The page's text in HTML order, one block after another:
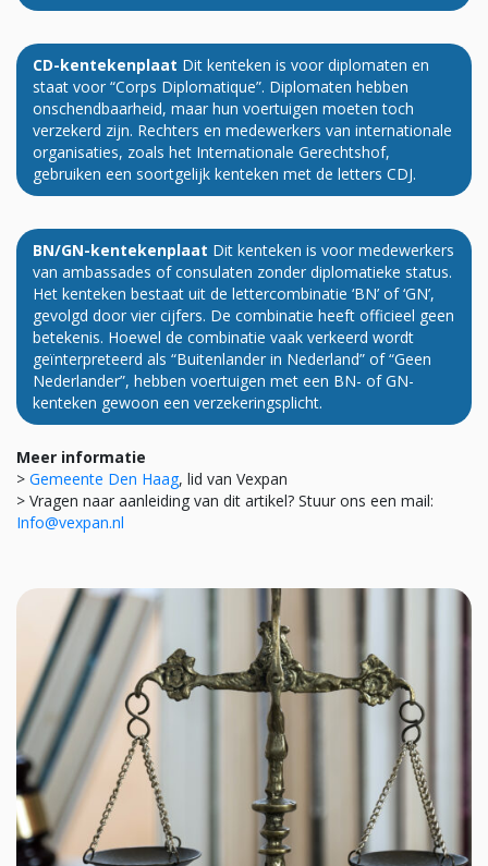
CD-kentekenplaat Dit kenteken is voor diplomaten en
staat voor “Corps Diplomatique”. Diplomaten hebben
onschendbaarheid, maar hun voertuigen moeten toch
verzekerd zijn. Rechters en medewerkers van internationale
organisaties, zoals het Internationale Gerechtshof,
gebruiken een soortgelijk kenteken met de letters CDJ.
BN/GN-kentekenplaat Dit kenteken is voor medewerkers
van ambassades of consulaten zonder diplomatieke status.
Het kenteken bestaat uit de lettercombinatie ‘BN’ of ‘GN’,
gevolgd door vier cijfers. De combinatie heeft officieel geen
betekenis. Hoewel de combinatie vaak verkeerd wordt
geïnterpreteerd als “Buitenlander in Nederland” of “Geen
Nederlander”, hebben voertuigen met een BN- of GN-
kenteken gewoon een verzekeringsplicht.
Meer informatie
> Gemeente Den Haag, lid van Vexpan
> Vragen naar aanleiding van dit artikel? Stuur ons een mail:
Info@vexpan.nl